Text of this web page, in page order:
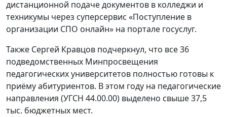
дистанционной подаче документов в колледжи и
техникумы через суперсервис «Поступление в
организации СПО онлайн» на портале госуслуг.
Также Сергей Кравцов подчеркнул, что все 36
подведомственных Минпросвещения
педагогических университетов полностью готовы к
приёму абитуриентов. В этом году на педагогические
направления (УГСН 44.00.00) выделено свыше 37,5
тыс. бюджетных мест.